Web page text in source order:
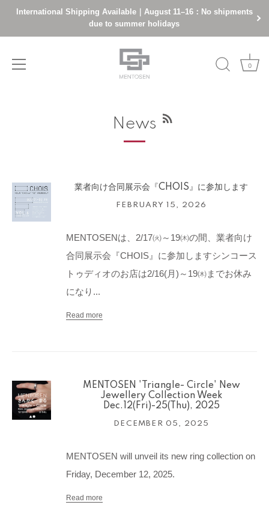
International Shipping Available｜August 11–16：No shipments
due to summer holidays
0
News
業者向け合同展示会『CHOIS』に参加します
FEBRUARY 15, 2026
MENTOSENは、2/17㈫～19㈭の間、業者向け
合同展示会『CHOIS』に参加しますシンコース
トゥディオのお店は2/16(月)～19㈭までお休み
になり...
Read more
MENTOSEN 'Triangle- Circle' New
Jewellery Collection Week
Dec.12(Fri)-25(Thu), 2025
DECEMBER 05, 2025
MENTOSEN will unveil its new ring collection on
Friday, December 12, 2025.
Read more